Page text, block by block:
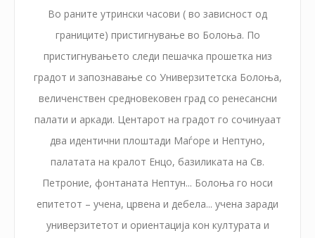
Во раните утрински часови ( во зависност од
границите) пристигнување во Болоња. По
пристигнувањето следи пешачка прошетка низ
градот и запознавање со Универзитетска Болоња,
величенствен средновековен град со ренесансни
палати и аркади. Центарот на градот го сочинуаат
два идентични плоштади Маѓоре и Нептуно,
палатата на кралот Енцо, базиликата на Св.
Петроние, фонтаната Нептун... Болоња го носи
епитетот – учена, црвена и дебела... учена заради
универзитетот и ориентација кон културата и